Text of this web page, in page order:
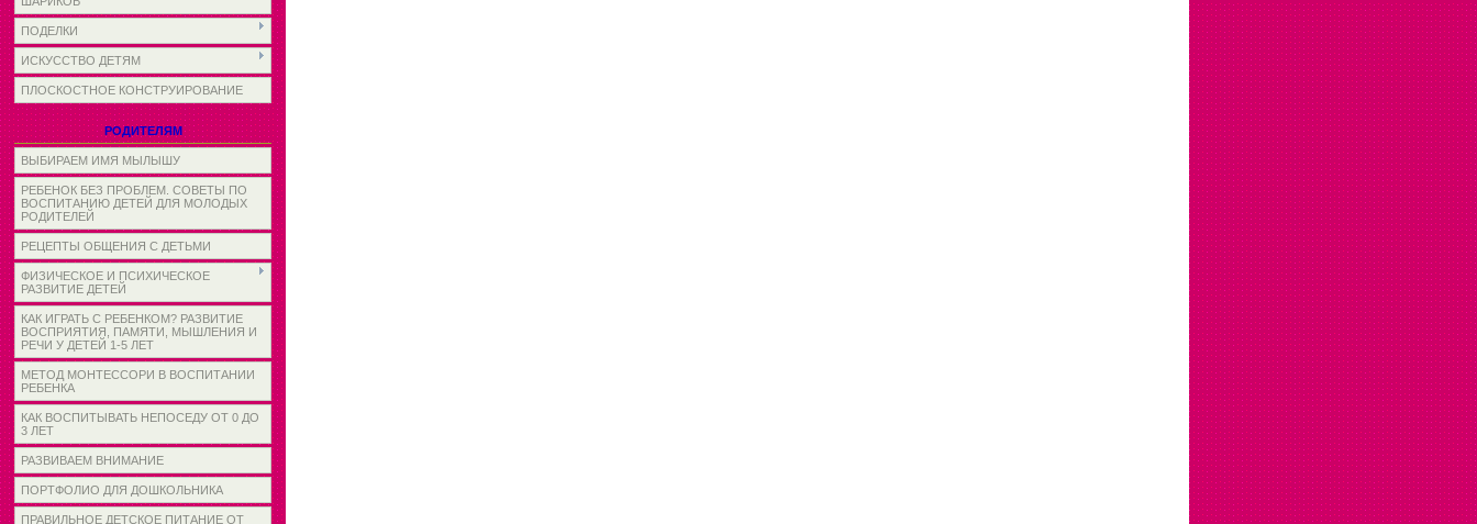
ПОДЕЛКИ
ИСКУССТВО ДЕТЯМ
ПЛОСКОСТНОЕ КОНСТРУИРОВАНИЕ
РОДИТЕЛЯМ
ВЫБИРАЕМ ИМЯ МЫЛЫШУ
РЕБЕНОК БЕЗ ПРОБЛЕМ. СОВЕТЫ ПО
ВОСПИТАНИЮ ДЕТЕЙ ДЛЯ МОЛОДЫХ
РОДИТЕЛЕЙ
РЕЦЕПТЫ ОБЩЕНИЯ С ДЕТЬМИ
ФИЗИЧЕСКОЕ И ПСИХИЧЕСКОЕ
РАЗВИТИЕ ДЕТЕЙ
КАК ИГРАТЬ С РЕБЕНКОМ? РАЗВИТИЕ
ВОСПРИЯТИЯ, ПАМЯТИ, МЫШЛЕНИЯ И
РЕЧИ У ДЕТЕЙ 1-5 ЛЕТ
МЕТОД МОНТЕССОРИ В ВОСПИТАНИИ
РЕБЕНКА
КАК ВОСПИТЫВАТЬ НЕПОСЕДУ ОТ 0 ДО
3 ЛЕТ
РАЗВИВАЕМ ВНИМАНИЕ
ПОРТФОЛИО ДЛЯ ДОШКОЛЬНИКА
ПРАВИЛЬНОЕ ДЕТСКОЕ ПИТАНИЕ ОТ